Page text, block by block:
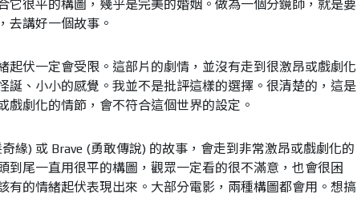
它很平的構圖，幾乎是完美的婚姻。做為一個分鏡師，就是要
去講好一個故事。
起伏一定會受限。這部片的劇情，並沒有走到很激昂或戲劇化
誕、小小的感覺。我並不是批評這樣的選擇。很清楚的，這是
戲劇化的情節，會不符合這個世界的設定。
緣) 或 Brave (勇敢傳說) 的故事，會走到非常激昂或戲劇化的
到尾一直用很平的構圖，觀眾一定看的很不滿意，也會很困
有的情緒起伏表現出來。 大部分電影，兩種構圖都會用。想搞